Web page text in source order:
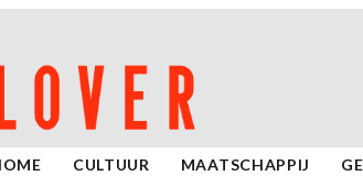
CULTUUR MAATSCHAPPIJ